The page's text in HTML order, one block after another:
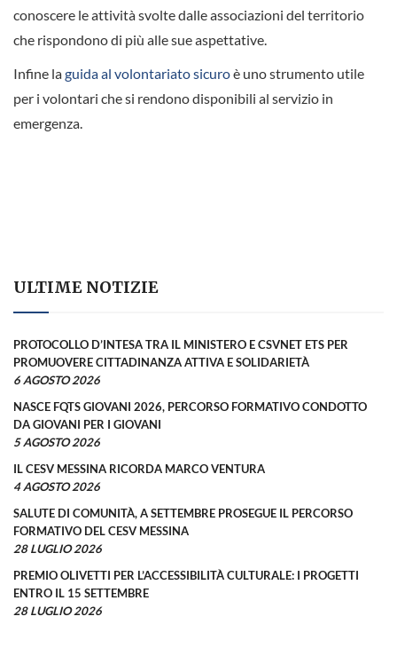
conoscere le attività svolte dalle associazioni del territorio
che rispondono di più alle sue aspettative.
Infine laguida al volontariato sicuroè uno strumento utile
per i volontari che si rendono disponibili al servizio in
emergenza.
ULTIME NOTIZIE
PROTOCOLLO D’INTESA TRA IL MINISTERO E CSVNET ETS PER
PROMUOVERE CITTADINANZA ATTIVA E SOLIDARIETÀ
6 AGOSTO 2026
NASCE FQTS GIOVANI 2026, PERCORSO FORMATIVO CONDOTTO
DA GIOVANI PER I GIOVANI
5 AGOSTO 2026
IL CESV MESSINA RICORDA MARCO VENTURA
4 AGOSTO 2026
SALUTE DI COMUNITÀ, A SETTEMBRE PROSEGUE IL PERCORSO
FORMATIVO DEL CESV MESSINA
28 LUGLIO 2026
PREMIO OLIVETTI PER L’ACCESSIBILITÀ CULTURALE: I PROGETTI
ENTRO IL 15 SETTEMBRE
28 LUGLIO 2026